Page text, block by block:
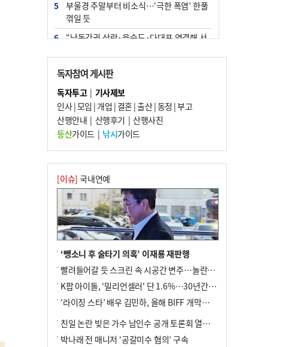
5
부울경 주말부터 비소식…‘극한 폭염’ 한풀
꺾일 듯
6
“낙동강권 삼락·을숙도·다대포 연결해 서
7
오늘의 날씨- 2026년 8월 7일
8
외국인 선원 ‘인신매매 경유지’ 된 부산…
우려가 현실로
9
[사설] 해수부 신청사 북항으로 확정, 해양
수도 도약의 전환점
10 르노 못 타는 부산시장…관용차 규정에 막
힌 지역기업 응원
독자참여 게시판
독자투고| 기사제보
인사|모임 | 개업 | 결혼|출산|동정 |부고
산행안내 | 산행후기 | 산행사진
등산가이드| 낚시가이드
[이슈] 국내연예
‘뺑소니 후 술타기 의혹’ 이재룡 재판행
빨려들어갈 듯 스크린 속 시공간 변주…놀란의 메시지는 ‘전쟁 속죄’
K팝 아이돌, '밀리언셀러' 단 1.6%…30년간 등장 1182개팀 전수조사
‘라이징 스타’ 배우 김민하, 올해 BIFF 개막식 사회자 확정
친일 논란 빚은 가수 남인수 공개 토론회 열린다.
박나래 전 매니저 ‘공갈미수 혐의’ 구속